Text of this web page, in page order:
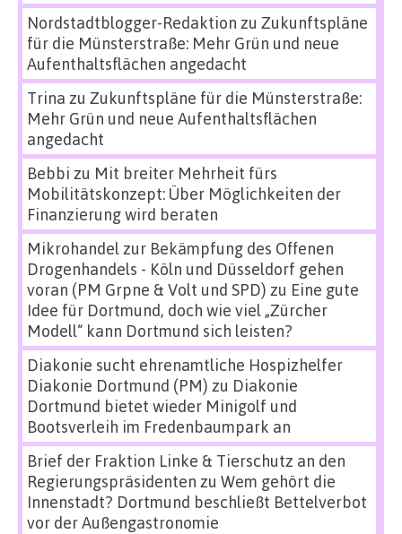
Nordstadtblogger-Redaktion zu Zukunftspläne
für die Münsterstraße: Mehr Grün und neue
Aufenthaltsflächen angedacht
Trina zu Zukunftspläne für die Münsterstraße:
Mehr Grün und neue Aufenthaltsflächen
angedacht
Bebbi zu Mit breiter Mehrheit fürs
Mobilitätskonzept: Über Möglichkeiten der
Finanzierung wird beraten
Mikrohandel zur Bekämpfung des Offenen
Drogenhandels - Köln und Düsseldorf gehen
voran (PM Grpne & Volt und SPD) zu Eine gute
Idee für Dortmund, doch wie viel „Zürcher
Modell“ kann Dortmund sich leisten?
Diakonie sucht ehrenamtliche Hospizhelfer
Diakonie Dortmund (PM) zu Diakonie
Dortmund bietet wieder Minigolf und
Bootsverleih im Fredenbaumpark an
Brief der Fraktion Linke & Tierschutz an den
Regierungspräsidenten zu Wem gehört die
Innenstadt? Dortmund beschließt Bettelverbot
vor der Außengastronomie